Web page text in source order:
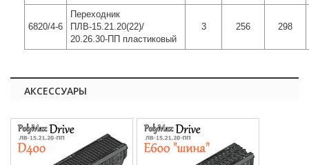
6820/4-6
Переходник
ПЛВ-15.21.20(22)/
20.26.30-ПП пластиковый
3 256 298
АКСЕССУАРЫ